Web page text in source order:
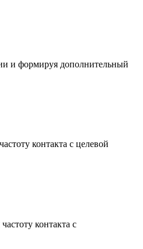
и формируя дополнительный
контакта с целевой
контакта с